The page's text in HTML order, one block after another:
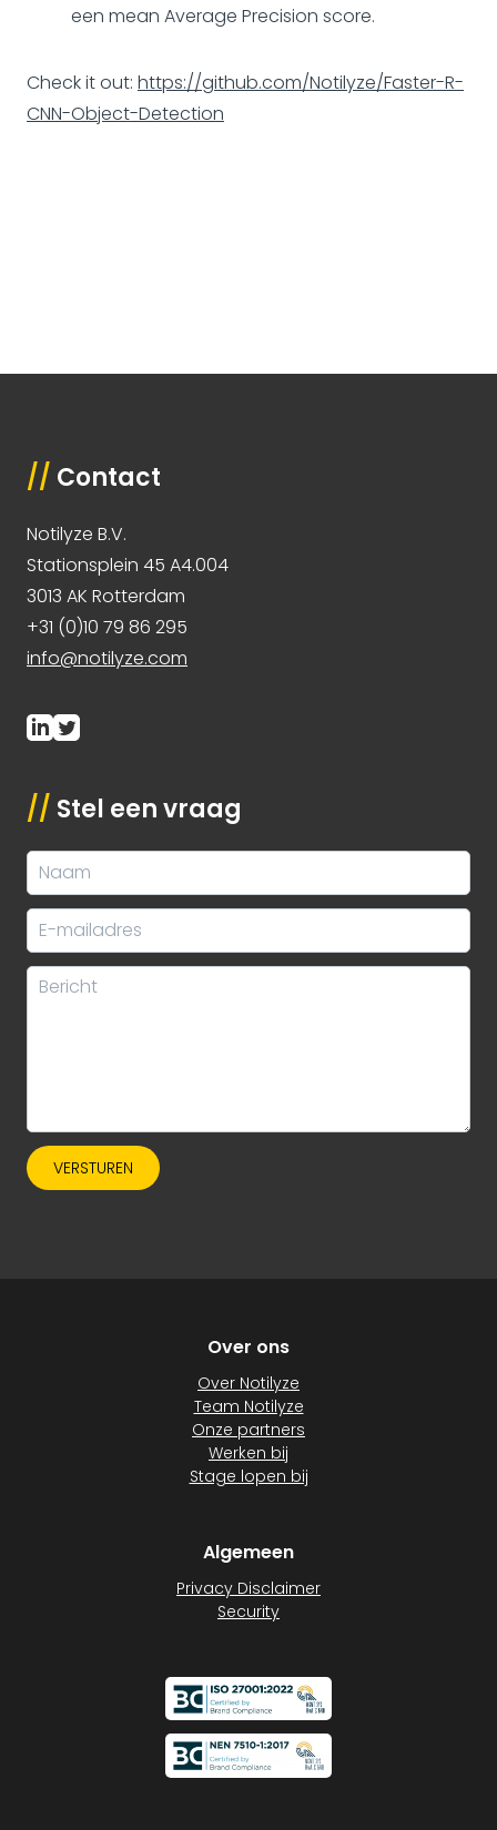
een mean Average Precision score.
Check it out: https://github.com/Notilyze/Faster-R-
CNN-Object-Detection
// Contact
Notilyze B.V.
Stationsplein 45 A4.004
3013 AK Rotterdam
+31 (0)10 79 86 295
info@notilyze.com
// Stel een vraag
VERSTUREN
Over ons
Over Notilyze
Team Notilyze
Onze partners
Werken bij
Stage lopen bij
Algemeen
Privacy Disclaimer
Security